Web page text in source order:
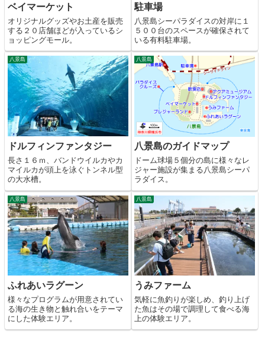
ベイマーケット
オリジナルグッズやお土産を販売
する２０店舗ほどが入っているシ
ョッピングモール。
駐車場
八景島シーパラダイスの対岸に１
５００台のスペースが確保されて
いる有料駐車場。
八景島
ドルフィンファンタジー
長さ１６ｍ、バンドウイルカやカ
マイルカが頭上を泳ぐトンネル型
の大水槽。
八景島
八景島のガイドマップ
ドーム球場５個分の島に様々なレ
ジャー施設が集まる八景島シーパ
ラダイス。
八景島
ふれあいラグーン
様々なプログラムが用意されてい
る海の生き物と触れ合いをテーマ
にした体験エリア。
八景島
うみファーム
気軽に魚釣りが楽しめ、釣り上げ
た魚はその場で調理して食べる海
上の体験エリア。